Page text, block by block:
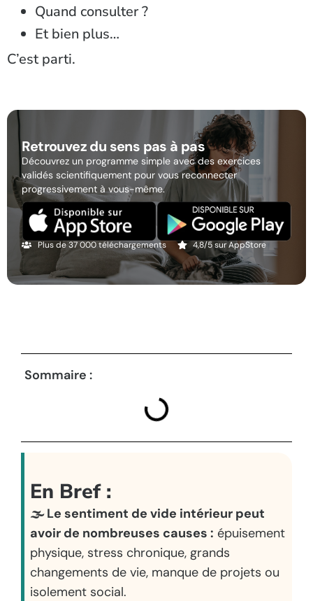
Quand consulter ?
Et bien plus…
C’est parti.
Retrouvez du sens pas à pas
Découvrez un programme simple avec des exercices
validés scientifiquement pour vous reconnecter
progressivement à vous-même.
Plus de 37 000 téléchargements 4,8/5 sur AppStore
Sommaire :
En Bref :
🌫️ Le sentiment de vide intérieur peut
avoir de nombreuses causes : épuisement
physique, stress chronique, grands
changements de vie, manque de projets ou
isolement social.